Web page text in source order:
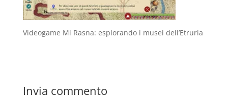
Videogame Mi Rasna: esplorando i musei dell’Etruria
Invia commento